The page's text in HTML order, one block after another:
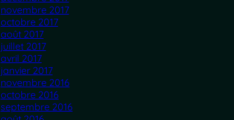
novembre 2017
octobre 2017
août 2017
juillet 2017
avril 2017
janvier 2017
novembre 2016
octobre 2016
septembre 2016